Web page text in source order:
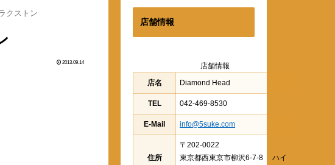
クストン
2013.09.14
店舗情報
店舗情報
店名
Diamond Head
TEL 042-469-8530
E-Mail info@5suke.com
住所
〒202-0022
東京都西東京市柳沢6-7-8 ハイ